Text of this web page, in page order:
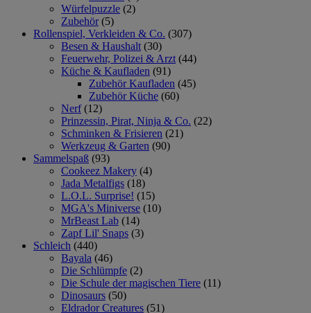
Würfelpuzzle (2)
Zubehör (5)
Rollenspiel, Verkleiden & Co. (307)
Besen & Haushalt (30)
Feuerwehr, Polizei & Arzt (44)
Küche & Kaufladen (91)
Zubehör Kaufladen (45)
Zubehör Küche (60)
Nerf (12)
Prinzessin, Pirat, Ninja & Co. (22)
Schminken & Frisieren (21)
Werkzeug & Garten (90)
Sammelspaß (93)
Cookeez Makery (4)
Jada Metalfigs (18)
L.O.L. Surprise! (15)
MGA's Miniverse (10)
MrBeast Lab (14)
Zapf Lil' Snaps (3)
Schleich (440)
Bayala (46)
Die Schlümpfe (2)
Die Schule der magischen Tiere (11)
Dinosaurs (50)
Eldrador Creatures (51)